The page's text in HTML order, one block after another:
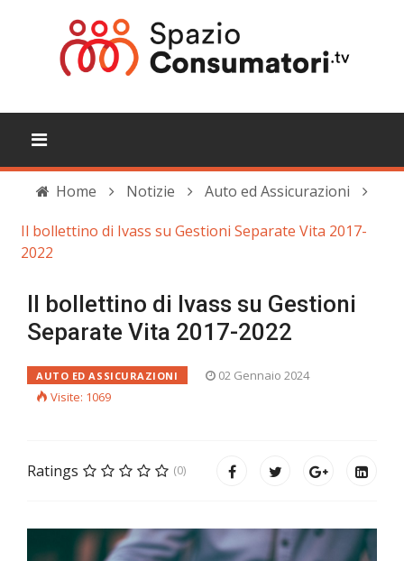
Home Notizie
Auto ed Assicurazioni
Il bollettino di Ivass su Gestioni Separate Vita 2017-
2022
Il bollettino di Ivass su Gestioni
Separate Vita 2017-2022
AUTO ED ASSICURAZIONI
02 Gennaio 2024
Visite: 1069
Ratings (0)